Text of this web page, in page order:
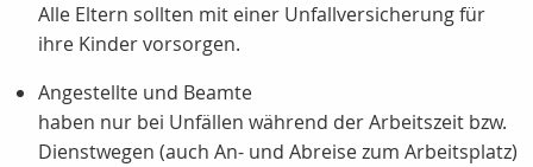
Alle Eltern sollten mit einer Unfallversicherung für
ihre Kinder vorsorgen.
Angestellte und Beamte
haben nur bei Unfällen während der Arbeitszeit bzw.
Dienstwegen (auch An- und Abreise zum Arbeitsplatz)